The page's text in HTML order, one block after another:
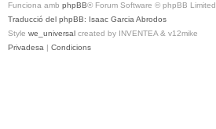
Funciona amb phpBB® Forum Software © phpBB Limited
Traducció del phpBB: Isaac Garcia Abrodos
Style we_universal created by INVENTEA & v12mike
Privadesa | Condicions